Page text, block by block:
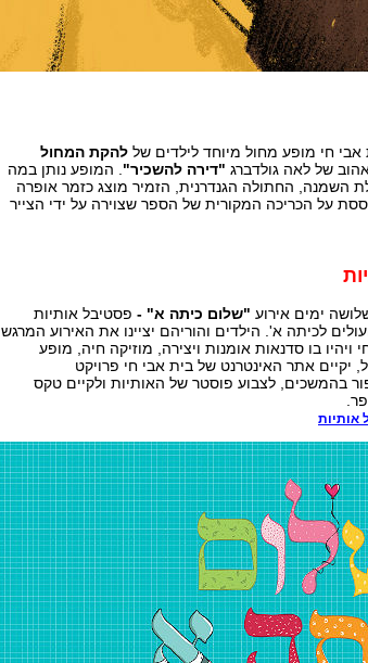
חי מופע מחול מיוחד לילדים של להקת המחול
של לאה גולדברג "דירה להשכיר" . המופע נותן במה
השמנה, החתולה הגנדרנית, הזמיר מוצג כזמר אופרה
על הכריכה המקורית של הספר שצוירה על ידי הצייר
ימים אירוע "שלום כיתה א" - פסטיבל אותיות
לכיתה א'. הילדים והוריהם יציינו את האירוע המרגש
בו סדנאות אומנות ויצירה, מוזיקה חיה, מופע
יקיים אתר האינטרנט של בית אבי חי פרויקט
בהמשכים, לצבוע פוסטר של האותיות ולקיים טקס
אותיות